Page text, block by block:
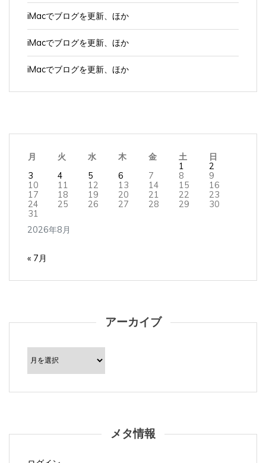
iMacでブログを更新、ほか
iMacでブログを更新、ほか
iMacでブログを更新、ほか
2026年8月
1
2
3
4 5 6 7 8
9
10
11 12 13 14 15
16
17
18 19 20 21 22
23
24
25 26 27 28 29
30
31
ー
カ
イ
ブ